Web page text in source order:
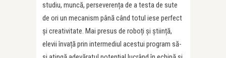
studiu, muncă, perseverența de a testa de sute
de ori un mecanism până când totul iese perfect
și creativitate. Mai presus de roboți și știință,
elevii învață prin intermediul acestui program să-